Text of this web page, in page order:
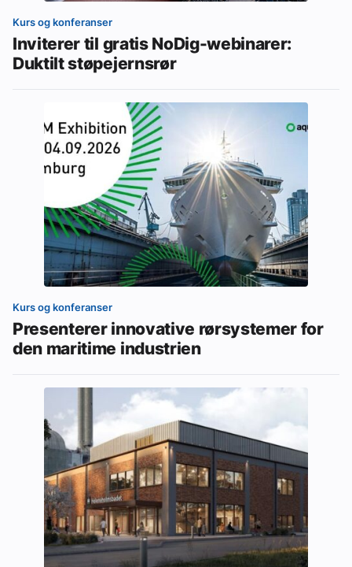
Kurs og konferanser
Inviterer til gratis NoDig-webinarer:
Duktilt støpejernsrør
Kurs og konferanser
Presenterer innovative rørsystemer for
den maritime industrien